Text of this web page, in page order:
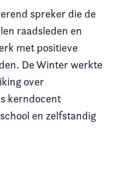
spreker die de
raadsleden en
met positieve
De Winter werkte
over
kerndocent
en zelfstandig